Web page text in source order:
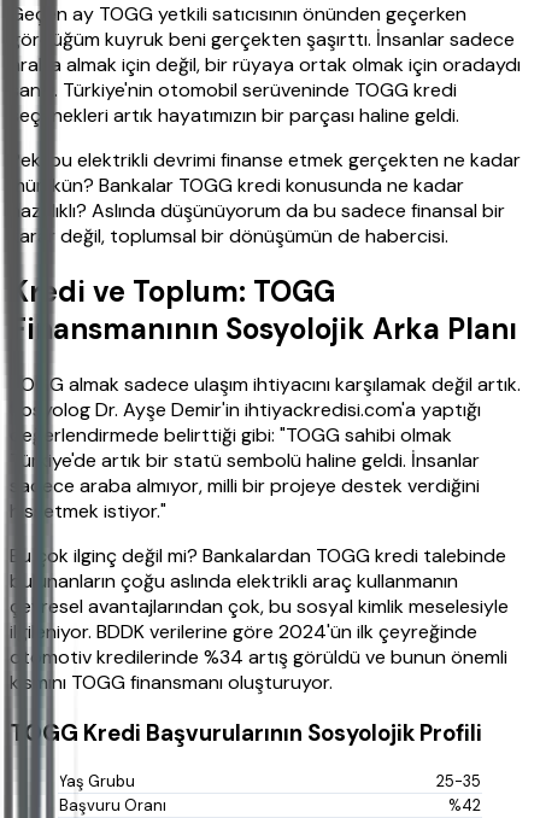
Geçen ay TOGG yetkili satıcısının önünden geçerken
gördüğüm kuyruk beni gerçekten şaşırttı. İnsanlar sadece
araba almak için değil, bir rüyaya ortak olmak için oradaydı
sanki. Türkiye'nin otomobil serüveninde TOGG kredi
seçenekleri artık hayatımızın bir parçası haline geldi.
Peki bu elektrikli devrimi finanse etmek gerçekten ne kadar
mümkün? Bankalar TOGG kredi konusunda ne kadar
hazırlıklı? Aslında düşünüyorum da bu sadece finansal bir
karar değil, toplumsal bir dönüşümün de habercisi.
Kredi ve Toplum: TOGG
Finansmanının Sosyolojik Arka Planı
TOGG almak sadece ulaşım ihtiyacını karşılamak değil artık.
Sosyolog Dr. Ayşe Demir'in ihtiyackredisi.com'a yaptığı
değerlendirmede belirttiği gibi: "TOGG sahibi olmak
Türkiye'de artık bir statü sembolü haline geldi. İnsanlar
sadece araba almıyor, milli bir projeye destek verdiğini
hissetmek istiyor."
Bu çok ilginç değil mi? Bankalardan TOGG kredi talebinde
bulunanların çoğu aslında elektrikli araç kullanmanın
çevresel avantajlarından çok, bu sosyal kimlik meselesiyle
ilgileniyor. BDDK verilerine göre 2024'ün ilk çeyreğinde
otomotiv kredilerinde %34 artış görüldü ve bunun önemli
kısmını TOGG finansmanı oluşturuyor.
TOGG Kredi Başvurularının Sosyolojik Profili
25-35
%42